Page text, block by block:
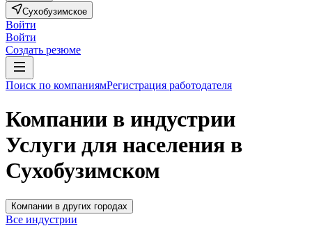
Сухобузимское
Войти
Войти
Создать резюме
Поиск по компаниямРегистрация работодателя
Компании в индустрии
Услуги для населения в
Сухобузимском
Компании в других городах
Все индустрии